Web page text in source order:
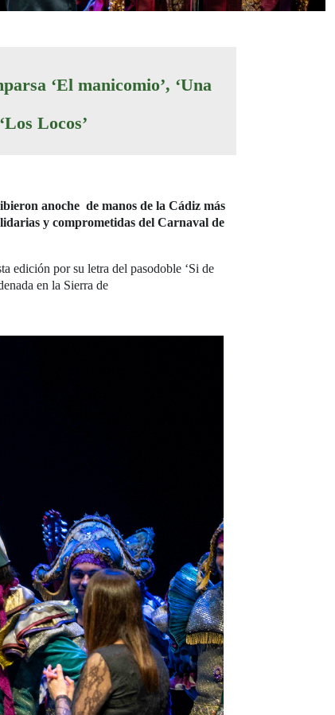
‘El manicomio’, ‘Una
Locos’
anoche de manos de la Cádiz más
y comprometidas del Carnaval de
edición por su letra del pasodoble ‘Si de
en la Sierra de